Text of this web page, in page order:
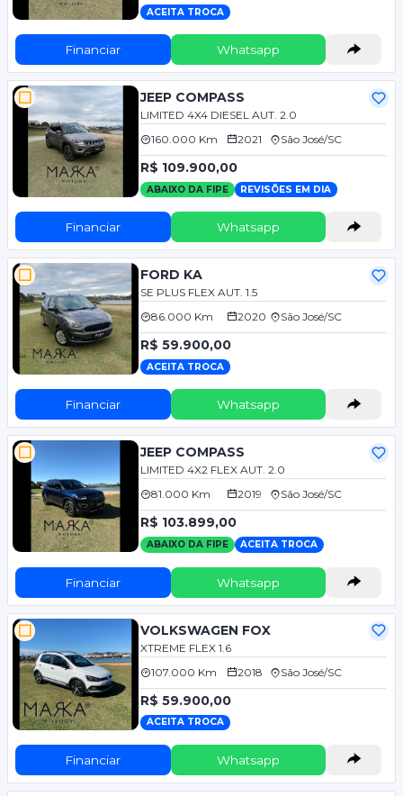
ACEITA TROCA
Financiar Whatsapp
JEEP COMPASS
LIMITED 4X4 DIESEL AUT. 2.0
160.000 Km
2021 São José/SC
R$ 109.900,00
ABAIXO DA FIPE REVISÕES EM DIA
Financiar Whatsapp
FORD KA
SE PLUS FLEX AUT. 1.5
86.000 Km
2020 São José/SC
R$ 59.900,00
ACEITA TROCA
Financiar Whatsapp
JEEP COMPASS
LIMITED 4X2 FLEX AUT. 2.0
81.000 Km
2019 São José/SC
R$ 103.899,00
ABAIXO DA FIPE ACEITA TROCA
Financiar Whatsapp
VOLKSWAGEN FOX
XTREME FLEX 1.6
107.000 Km
2018 São José/SC
R$ 59.900,00
ACEITA TROCA
Financiar Whatsapp